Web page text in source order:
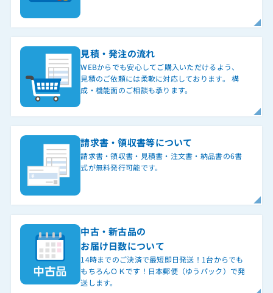
見積・発注の流れ
WEBからでも安心してご購入いただけるよう、
見積のご依頼には柔軟に対応しております。 構
成・機能面のご相談も承ります。
請求書・領収書等について
請求書・領収書・見積書・注文書・納品書の6書
式が無料発行可能です。
中古・新古品の
お届け日数について
14時までのご決済で最短即日発送！1台からでも
もちろんＯＫです！日本郵便（ゆうパック）で発
送します。